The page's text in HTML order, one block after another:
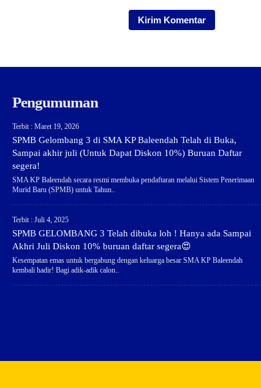
Pengumuman
Terbit : Maret 19, 2026
SPMB Gelombang 3 di SMA KP Baleendah Telah di Buka,
Sampai akhir juli (Untuk Dapat Diskon 10%) Buruan Daftar
segera!
SMA KP Baleendah secara resmi membuka pendaftaran melalui Sistem Penerimaan
Murid Baru (SPMB) untuk Tahun..
Terbit : Juli 4, 2025
SPMB GELOMBANG 3 Telah dibuka loh ! Hanya ada Sampai
Akhri Juli Diskon 10% buruan daftar segera😍
Kesempatan emas untuk bergabung dengan keluarga besar SMA KP Baleendah
kembali hadir! Bagi adik-adik calon..